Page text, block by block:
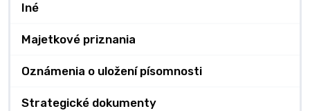
Iné
Majetkové priznania
Oznámenia o uložení písomnosti
Strategické dokumenty